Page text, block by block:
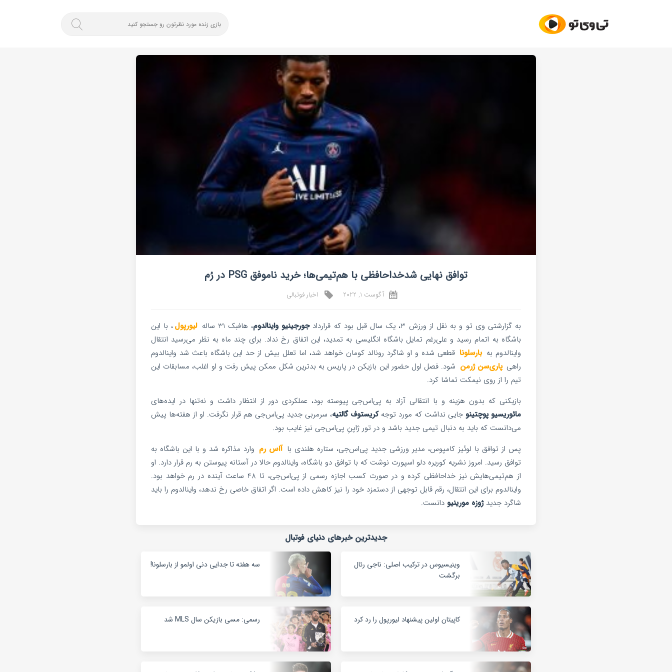
توافق نهایی شدخداحافظی با هم‌تیمی‌ها؛ خرید ناموفق PSG در رُم
آگوست 1, 2022 اخبار فوتبالی
به گزارشتی وی تو و به نقل از ورزش 3، یک سال قبل بود که قرارداد جورجینیو واینالدوم، هافبک 31 ساله لیورپول، با این
باشگاه به اتمام رسید و علی‌رغم تمایل باشگاه انگلیسی به تمدید، این اتفاق رخ نداد. برای چند ماه به نظر می‌رسید انتقال
واینالدوم به بارسلونا قطعی شده و او شاگرد رونالد کومان خواهد شد، اما تعلل بیش از حد این باشگاه باعث شد واینالدوم
راهی پاری‌سن ژرمن شود. فصل اول حضور این بازیکن در پاریس به بدترین شکل ممکن پیش رفت و او اغلب، مسابقات این
تیم را از روی نیمکت تماشا کرد.
بازیکنی که بدون هزینه و با انتقالی آزاد به پی‌اس‌جی پیوسته بود، عملکردی دور از انتظار داشت و نه‌تنها در ایده‌های
مائوریسیو پوچتینو جایی نداشت که مورد توجهکریستوف گالتیه، سرمربی جدید پی‌اس‌جی هم قرار نگرفت. او از هفته‌ها پیش
می‌دانست که باید به دنبال تیمی جدید باشد و در تور ژاپنِ پی‌اس‌جی نیز غایب بود.
پس از توافق با لوئیز کامپوس، مدیر ورزشی جدید پی‌اس‌جی، ستاره هلندی با آاس رم وارد مذاکره شد و با این باشگاه به
توافق رسید. امروز نشریه کوریره دلو اسپورت نوشت که با توافق دو باشگاه، واینالدوم حالا در آستانه پیوستن به رم قرار دارد. او
از هم‌تیمی‌هایش نیز خداحافظی کرده و در صورت کسب اجازه رسمی از پی‌اس‌جی، تا 48 ساعت آینده در رم خواهد بود.
واینالدوم برای این انتقال، رقم قابل توجهی از دستمزد خود را نیز کاهش داده است. اگر اتفاق خاصی رخ ندهد، واینالدوم را باید
شاگرد جدیدژوزه مورینیو دانست.
جدیدترین خبرهای دنیای فوتبال
وینیسیوس در ترکیب اصلی: ناجی رئال
برگشت
سه هفته تا جدایی دنی اولمو از بارسلونا!
کاپیتان اولین پیشنهاد لیورپول را رد کرد رسمی: مسی بازیکن سال MLS شد